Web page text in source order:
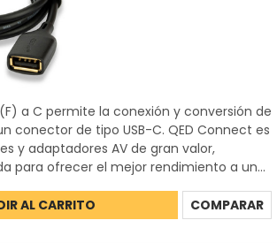
a C permite la conexión y conversión de
conector de tipo USB-C. QED Connect es
y adaptadores AV de gran valor,
para ofrecer el mejor rendimiento a un...
AL CARRITO COMPARAR